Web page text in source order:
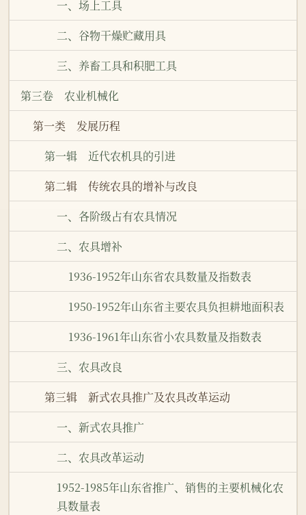
一、场上工具
二、谷物干燥贮藏用具
三、养畜工具和积肥工具
第三卷 农业机械化
第一类 发展历程
第一辑 近代农机具的引进
第二辑 传统农具的增补与改良
一、各阶级占有农具情况
二、农具增补
1936-1952年山东省农具数量及指数表
1950-1952年山东省主要农具负担耕地面积表
1936-1961年山东省小农具数量及指数表
三、农具改良
第三辑 新式农具推广及农具改革运动
一、新式农具推广
二、农具改革运动
1952-1985年山东省推广、销售的主要机械化农
具数量表